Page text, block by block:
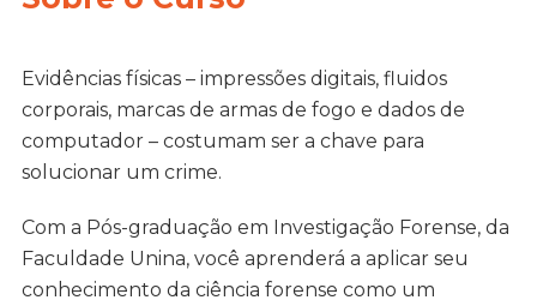
Evidências físicas – impressões digitais, fluidos
corporais, marcas de armas de fogo e dados de
computador – costumam ser a chave para
solucionar um crime.
Com a Pós-graduação em Investigação Forense, da
Faculdade Unina, você aprenderá a aplicar seu
conhecimento da ciência forense como um